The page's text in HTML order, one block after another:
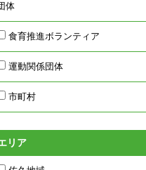
体
食育推進ボランティア
運動関係団体
市町村
リア